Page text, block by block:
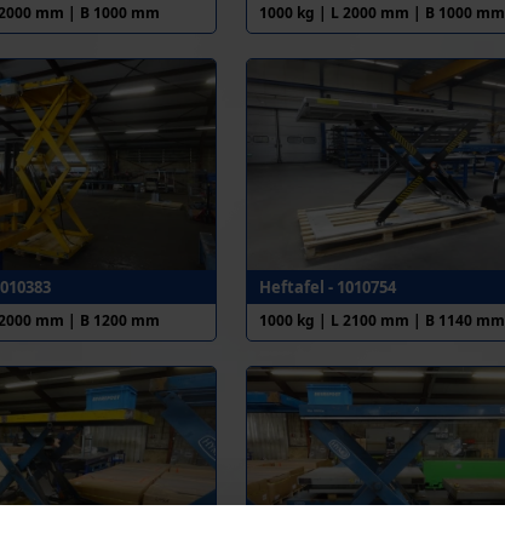
mm | B 1000 mm 1000 kg | L 2000 mm | B 1000 mm
mm | B 1200 mm
Heftafel - 1010754
1000 kg | L 2100 mm | B 1140 mm